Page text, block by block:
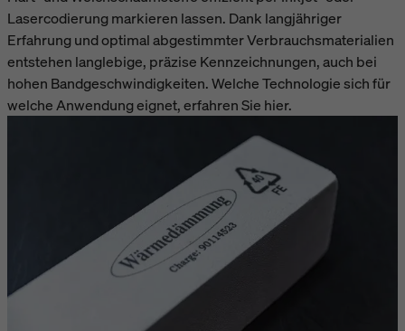
Lasercodierung markieren lassen. Dank langjähriger
Erfahrung und optimal abgestimmter Verbrauchsmaterialien
entstehen langlebige, präzise Kennzeichnungen, auch bei
hohen Bandgeschwindigkeiten. Welche Technologie sich für
welche Anwendung eignet, erfahren Sie hier.